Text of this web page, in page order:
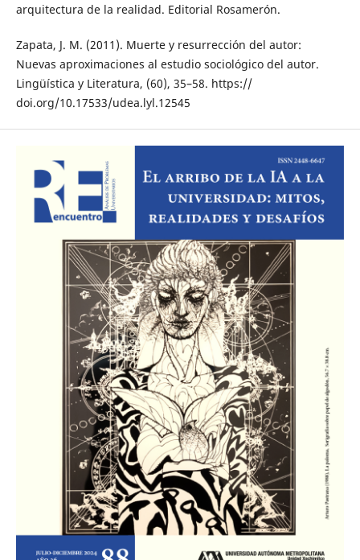
arquitectura de la realidad. Editorial Rosamerón.
Zapata, J. M. (2011). Muerte y resurrección del autor:
Nuevas aproximaciones al estudio sociológico del autor.
Lingüística y Literatura, (60), 35–58. https://
doi.org/10.17533/udea.lyl.12545